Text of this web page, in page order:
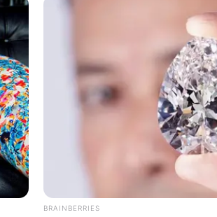
BRAINBERRIES